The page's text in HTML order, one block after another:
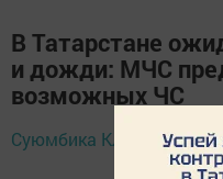
В Татарстане
и дожди: МЧС
возможных ЧС
Суюмбика Климина, 30